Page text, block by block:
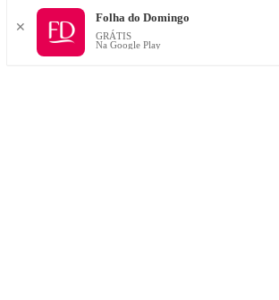
✕
Folha do Domingo
GRÁTIS
Na Google Play